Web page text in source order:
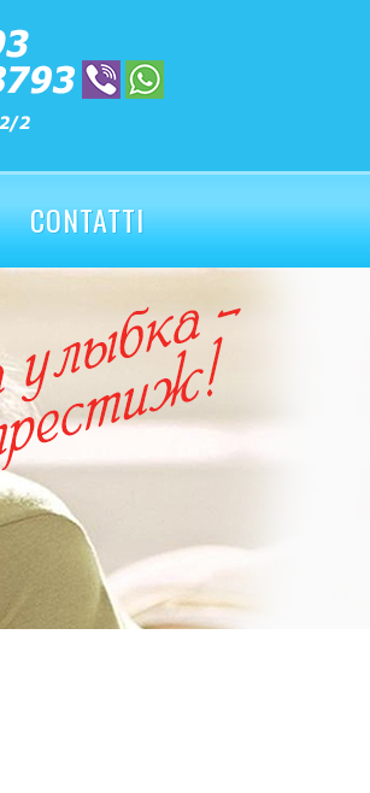
CONTATTI